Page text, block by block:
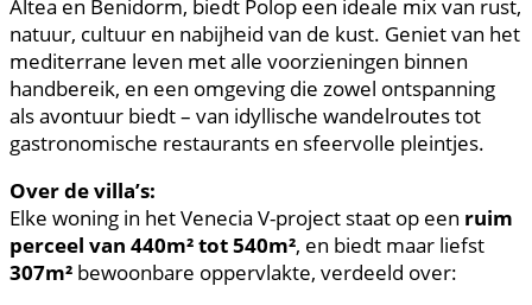
Altea en Benidorm, biedt Polop een ideale mix van rust,
natuur, cultuur en nabijheid van de kust. Geniet van het
mediterrane leven met alle voorzieningen binnen
handbereik, en een omgeving die zowel ontspanning
als avontuur biedt – van idyllische wandelroutes tot
gastronomische restaurants en sfeervolle pleintjes.
Over de villa’s:
Elke woning in het Venecia V-project staat op een ruim
perceel van 440m² tot 540m², en biedt maar liefst
307m² bewoonbare oppervlakte, verdeeld over: